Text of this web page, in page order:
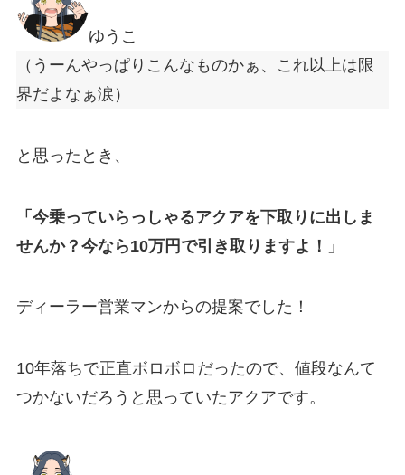
ゆうこ
（うーんやっぱりこんなものかぁ、これ以上は限
界だよなぁ涙）
と思ったとき、
「今乗っていらっしゃるアクアを下取りに出しま
せんか？今なら10万円で引き取りますよ！」
ディーラー営業マンからの提案でした！
10年落ちで正直ボロボロだったので、値段なんて
つかないだろうと思っていたアクアです。